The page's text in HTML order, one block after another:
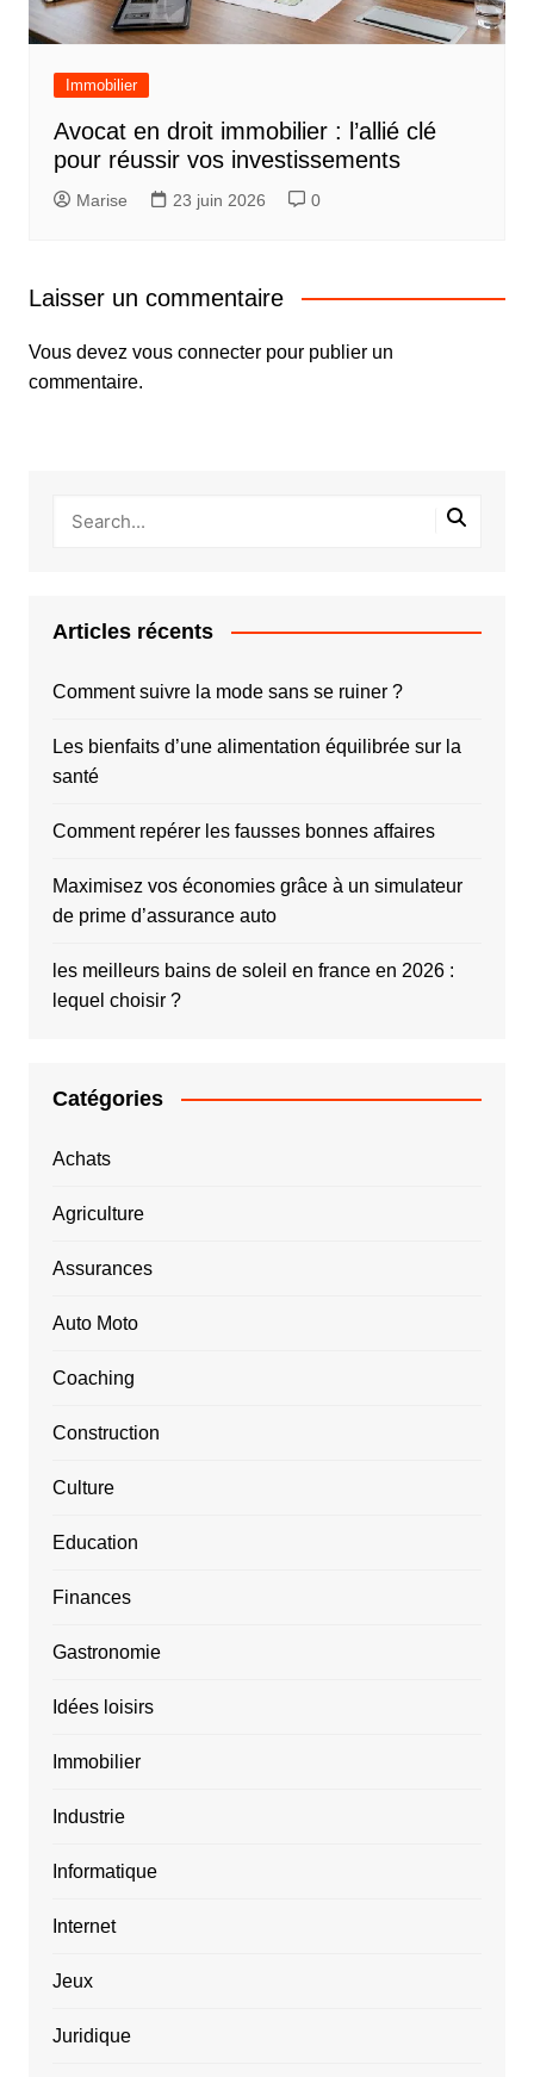
Immobilier
Avocat en droit immobilier : l’allié clé
pour réussir vos investissements
Marise 23 juin 2026 0
Laisser un commentaire
Vous devez vous connecterpour publier un
commentaire.
Articles récents
Comment suivre la mode sans se ruiner ?
Les bienfaits d’une alimentation équilibrée sur la
santé
Comment repérer les fausses bonnes affaires
Maximisez vos économies grâce à un simulateur
de prime d’assurance auto
les meilleurs bains de soleil en france en 2026 :
lequel choisir ?
Catégories
Achats
Agriculture
Assurances
Auto Moto
Coaching
Construction
Culture
Education
Finances
Gastronomie
Idées loisirs
Immobilier
Industrie
Informatique
Internet
Jeux
Juridique